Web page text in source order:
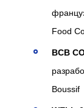
Food
BCB
Boussif